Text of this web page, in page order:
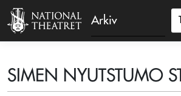
Arkiv
SIMEN NYUTSTUMO